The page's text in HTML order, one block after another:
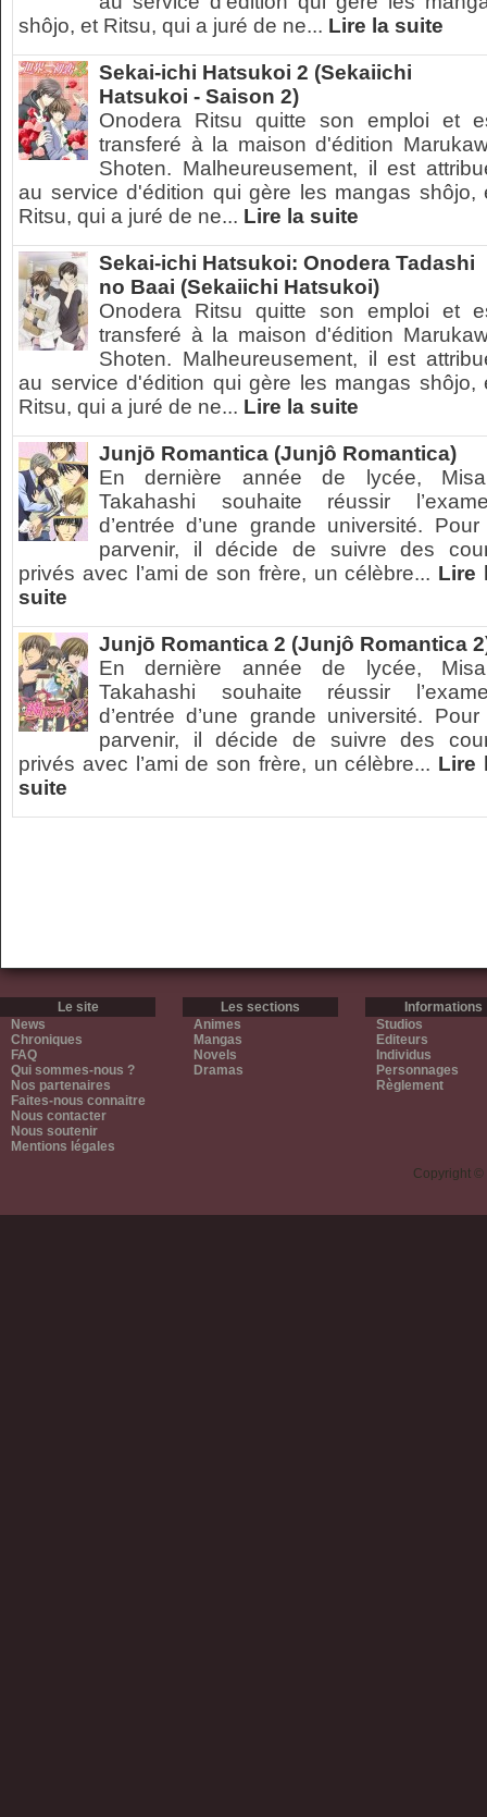
shôjo, et Ritsu, qui a juré de ne... Lire la suite
Sekai-ichi Hatsukoi 2 (Sekaiichi
Hatsukoi - Saison 2)
Onodera Ritsu quitte son emploi et
transferé à la maison d'édition
Shoten. Malheureusement, il est
au service d'édition qui gère les mangas shôjo,
Ritsu, qui a juré de ne... Lire la suite
Sekai-ichi Hatsukoi: Onodera Tadashi
no Baai (Sekaiichi Hatsukoi)
Onodera Ritsu quitte son emploi et
transferé à la maison d'édition
Shoten. Malheureusement, il est
au service d'édition qui gère les mangas shôjo,
Ritsu, qui a juré de ne... Lire la suite
Junjō Romantica (Junjô Romantica)
En dernière année de lycée,
Takahashi souhaite réussir
d’entrée d’une grande université.
parvenir, il décide de suivre des
privés avec l’ami de son frère, un célèbre... Lire
suite
Junjō Romantica 2 (Junjô Romantica
En dernière année de lycée,
Takahashi souhaite réussir
d’entrée d’une grande université.
parvenir, il décide de suivre des
privés avec l’ami de son frère, un célèbre... Lire
suite
Le site
News
Chroniques
FAQ
Qui sommes-nous ?
Nos partenaires
Faites-nous connaitre
Nous contacter
Nous soutenir
Mentions légales
Les sections
Animes
Mangas
Novels
Dramas
Informations
Studios
Editeurs
Individus
Personnages
Règlement
Copyright ©